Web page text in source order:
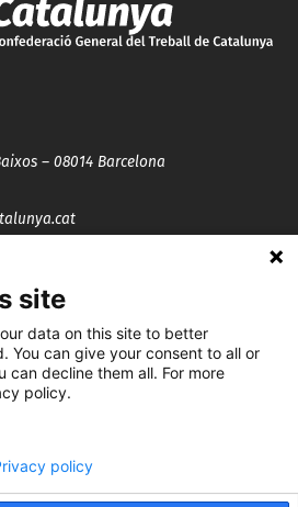
– 08014 Barcelona
site
data on this site to better
You can give your consent to all or
can decline them all. For more
policy.
policy